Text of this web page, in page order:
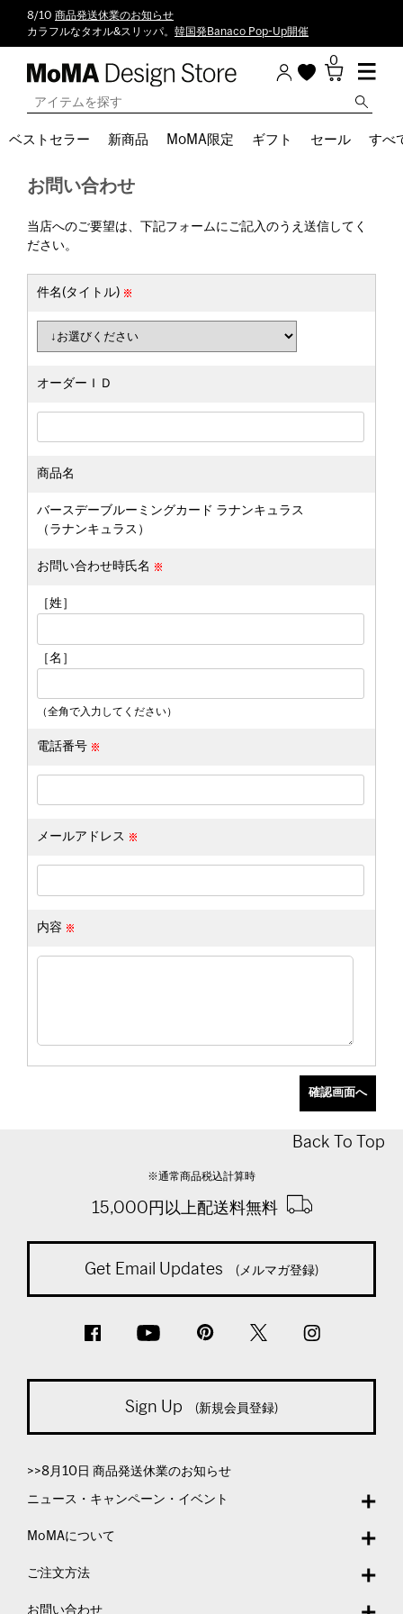
8/10 商品発送休業のお知らせ
カラフルなタオル&スリッパ。 韓国発Banaco Pop-Up開催
0
ベストセラー 新商品 MoMA限定 ギフト セール すべ
お問い合わせ
当店へのご要望は、下記フォームにご記入のうえ送信してく
ださい。
件名(タイトル)
オーダーＩＤ
商品名
バースデーブルーミングカード ラナンキュラス
（ラナンキュラス）
お問い合わせ時氏名
［姓］
［名］
（全角で入力してください）
電話番号
メールアドレス
内容
Back To Top
※通常商品税込計算時
15,000円以上配送料無料
Get Email Updates (メルマガ登録)
Sign Up (新規会員登録)
>>8月10日 商品発送休業のお知らせ
ニュース・キャンペーン・イベント
MoMAについて
ご注文方法
お問い合わせ